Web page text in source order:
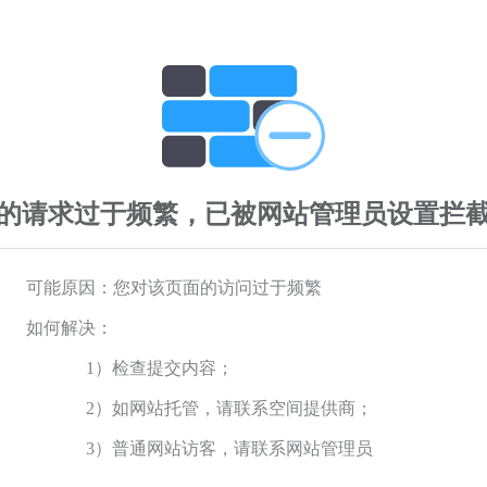
请求过于频繁，已被网站管理员设置拦
可能原因：您对该页面的访问过于频繁
如何解决：
1）检查提交内容；
2）如网站托管，请联系空间提供商；
3）普通网站访客，请联系网站管理员